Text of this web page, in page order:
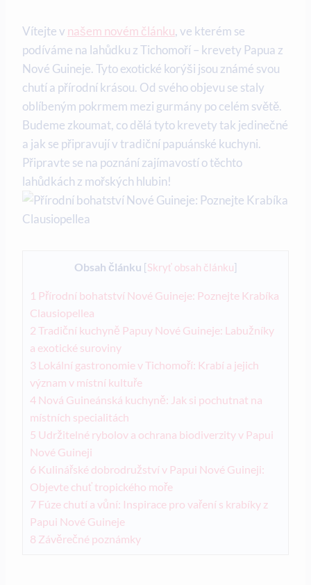
Vítejte v našem novém článku, ve kterém se
podíváme na lahůdku z Tichomoří – krevety Papua ‍z
Nové​ Guineje. Tyto exotické⁣ korýši jsou známé ‍svou
chutí a ‌přírodní krásou. Od svého⁣ objevu se staly
oblíbeným pokrmem mezi gurmány po celém světě.
Budeme zkoumat, co dělá tyto krevety tak ⁣jedinečné
a ‌jak se připravují v tradiční papuánské kuchyni.
Připravte se na poznání zajímavostí o ⁢těchto
lahůdkách z mořských hlubin!
Obsah článku [Skryť obsah článku]
1 Přírodní bohatství Nové Guineje: Poznejte Krabíka
Clausiopellea
2 Tradiční kuchyně Papuy Nové Guineje: Labužníky
a exotické suroviny
3 Lokální gastronomie v Tichomoří: Krabí a jejich
význam​ v místní kultuře
4 Nová Guineánská kuchyně: ‍Jak si pochutnat na
místních specialitách
5 Udržitelné rybolov a ochrana biodiverzity v Papui
Nové Guineji
6 Kulinářské dobrodružství v Papui Nové Guineji:
Objevte chuť tropického moře
7 Fúze chutí a vůní: Inspirace pro vaření s krabíky z
Papui​ Nové ​Guineje
8 Závěrečné poznámky